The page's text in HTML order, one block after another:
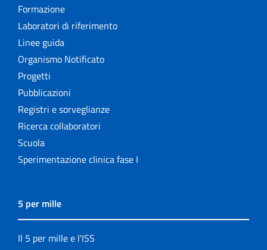
Formazione
Laboratori di riferimento
Linee guida
Organismo Notificato
Progetti
Pubblicazioni
Registri e sorveglianze
Ricerca collaboratori
Scuola
Sperimentazione clinica fase I
5 per mille
Il 5 per mille e l'ISS